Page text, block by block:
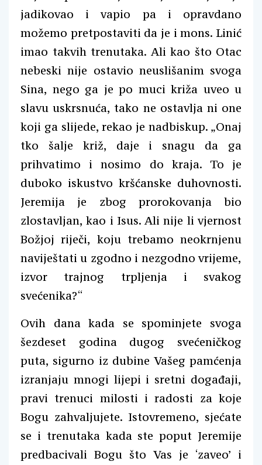
jadikovao i vapio pa i opravdano
možemo pretpostaviti da je i mons. Linić
imao takvih trenutaka. Ali kao što Otac
nebeski nije ostavio neuslišanim svoga
Sina, nego ga je po muci križa uveo u
slavu uskrsnuća, tako ne ostavlja ni one
koji ga slijede, rekao je nadbiskup. „Onaj
tko šalje križ, daje i snagu da ga
prihvatimo i nosimo do kraja. To je
duboko iskustvo kršćanske duhovnosti.
Jeremija je zbog prorokovanja bio
zlostavljan, kao i Isus. Ali nije li vjernost
Božjoj riječi, koju trebamo neokrnjenu
naviještati u zgodno i nezgodno vrijeme,
izvor trajnog trpljenja i svakog
svećenika?“
Ovih dana kada se spominjete svoga
šezdeset godina dugog svećeničkog
puta, sigurno iz dubine Vašeg pamćenja
izranjaju mnogi lijepi i sretni događaji,
pravi trenuci milosti i radosti za koje
Bogu zahvaljujete. Istovremeno, sjećate
se i trenutaka kada ste poput Jeremije
predbacivali Bogu što Vas je ‘zaveo’ i